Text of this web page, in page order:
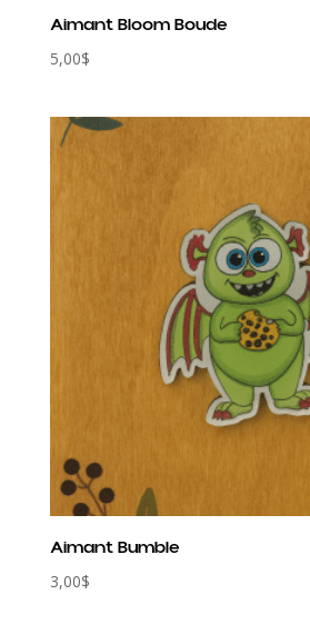
Aimant Bloom Boude
5,00$
Aimant Bumble
3,00$